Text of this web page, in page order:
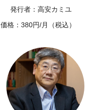
発行者：高安カミユ
価格：380円/月（税込）